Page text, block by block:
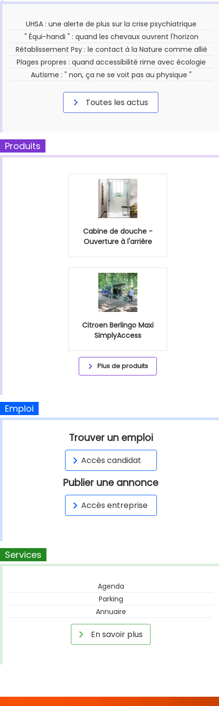
UHSA : une alerte de plus sur la crise psychiatrique
" Équi-handi " : quand les chevaux ouvrent l'horizon
Rétablissement Psy : le contact à la Nature comme allié
Plages propres : quand accessibilité rime avec écologie
Autisme : " non, ça ne se voit pas au physique "
Toutes les actus
Produits
Cabine de douche -
Ouverture à l'arrière
Citroen Berlingo Maxi
SimplyAccess
Plus de produits
Emploi
Trouver un emploi
Accès candidat
Publier une annonce
Accès entreprise
Services
Agenda
Parking
Annuaire
En savoir plus